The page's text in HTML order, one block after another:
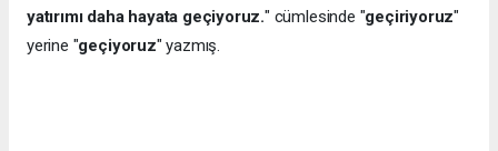
yatırımı daha hayata geçiyoruz." cümlesinde "geçiriyoruz"
yerine "geçiyoruz" yazmış.